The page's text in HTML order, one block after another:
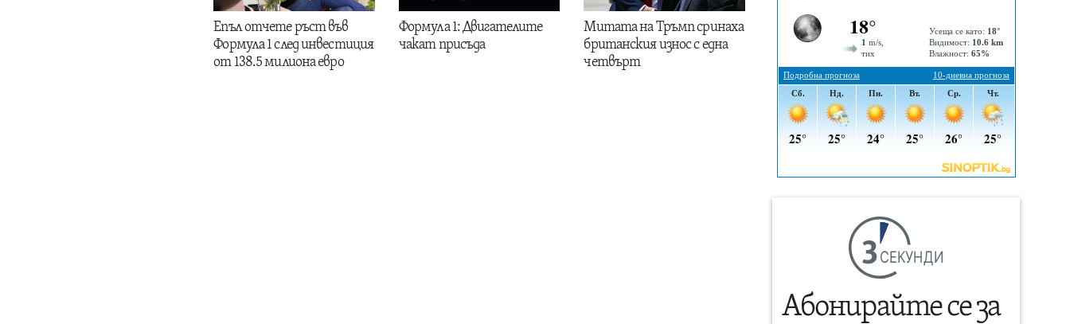
Епъл отчете ръст във
Формула 1 след инвестиция
от 138.5 милиона евро
Формула 1: Двигателите
чакат присъда
Митата на Тръмп сринаха
британския износ с една
четвърт
СЕКУНДИ
Абонирайте се за